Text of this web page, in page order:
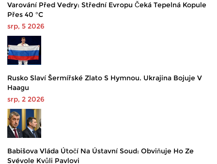
Varování Před Vedry: Střední Evropu Čeká Tepelná Kopule
Přes 40 °C
srp, 5 2026
Rusko Slaví Šermířské Zlato S Hymnou. Ukrajina Bojuje V
Haagu
srp, 2 2026
Babišova Vláda Útočí Na Ústavní Soud: Obviňuje Ho Ze
Svévole Kvůli Pavlovi